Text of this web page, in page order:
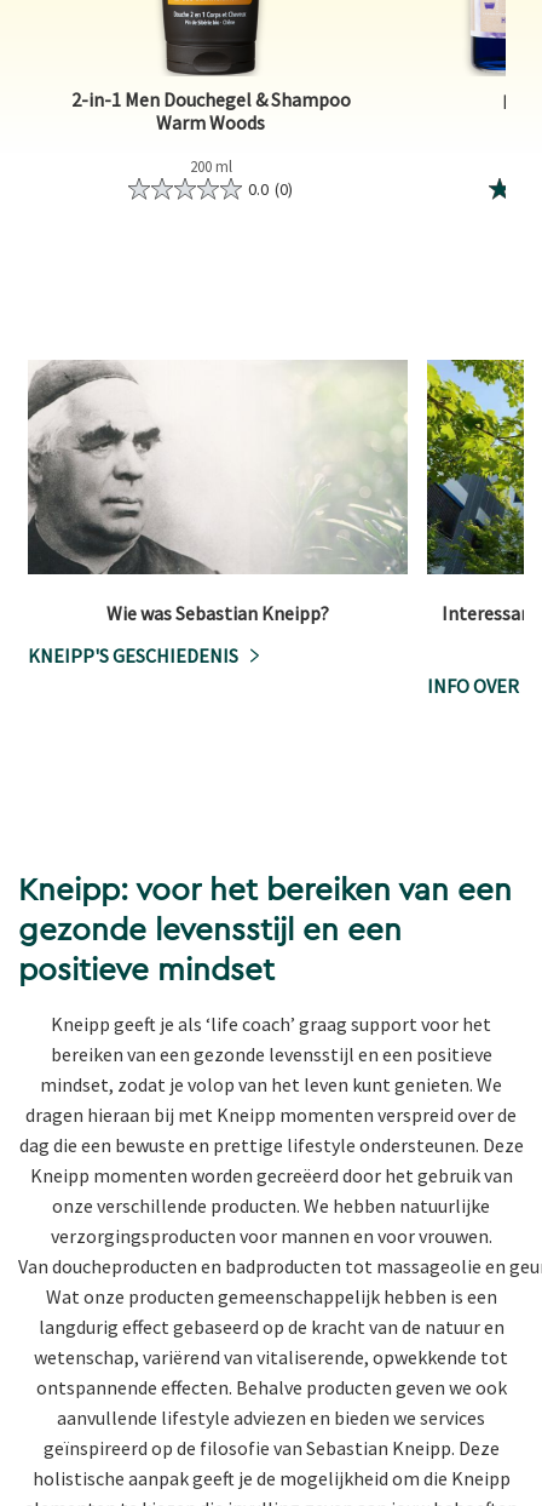
2-in-1 Men Douchegel & Shampoo
Warm Woods
200 ml
0.0 (0)
Wie was Sebastian Kneipp?
KNEIPP'S GESCHIEDENIS
INFO OVER
Kneipp: voor het bereiken van een
gezonde levensstijl en een
positieve mindset
Kneipp geeft je als ‘life coach’ graag support voor het
bereiken van een gezonde levensstijl en een positieve
mindset, zodat je volop van het leven kunt genieten. We
dragen hieraan bij met Kneipp momenten verspreid over de
dag die een bewuste en prettige lifestyle ondersteunen. Deze
Kneipp momenten worden gecreëerd door het gebruik van
onze verschillende producten. We hebben natuurlijke
verzorgingsproducten voor mannen en voor vrouwen.
Van doucheproducten en badproducten tot massageolie en
Wat onze producten gemeenschappelijk hebben is een
langdurig effect gebaseerd op de kracht van de natuur en
wetenschap, variërend van vitaliserende, opwekkende tot
ontspannende effecten. Behalve producten geven we ook
aanvullende lifestyle adviezen en bieden we services
geïnspireerd op de filosofie van Sebastian Kneipp. Deze
holistische aanpak geeft je de mogelijkheid om die Kneipp